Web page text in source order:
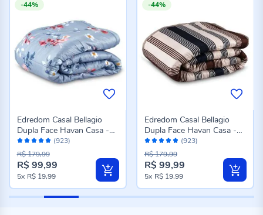
-44%
Avaliação:
96%
(923)
Edredom Casal Bellagio
Dupla Face Havan Casa -
Jade Floral Azul
Preço
especial
R$ 99,99
R$ 179,99
5x R$ 19,99
-44%
Avaliação:
96%
(923)
Edredom Casal Bellagio
Dupla Face Havan Casa -
Caio Geo Azul
Preço
especial
R$ 99,99
R$ 179,99
5x R$ 19,99